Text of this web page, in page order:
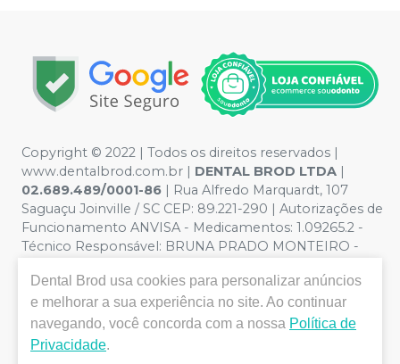
Copyright © 2022 | Todos os direitos reservados |
www.dentalbrod.com.br | DENTAL BROD LTDA |
02.689.489/0001-86 | Rua Alfredo Marquardt, 107
Saguaçu Joinville / SC CEP: 89.221-290 | Autorizações de
Funcionamento ANVISA - Medicamentos: 1.09265.2 -
Técnico Responsável: BRUNA PRADO MONTEIRO -
Fotos meramente ilustrativas - Os preços e condições
da loja virtual estão sujeitos a alterações. Em caso de
divergência de preços no site, o valor válido é o do
Carrinho de Compra. Não vendemos por atacado, por
Dental Brod usa cookies para personalizar anúncios
e melhorar a sua experiência no site. Ao continuar
navegando, você concorda com a nossa Política de
Privacidade.